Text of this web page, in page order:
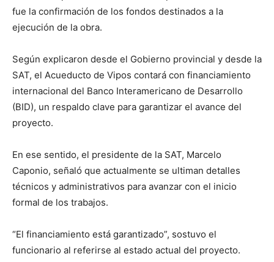
fue la confirmación de los fondos destinados a la
ejecución de la obra.
Según explicaron desde el Gobierno provincial y desde la
SAT, el Acueducto de Vipos contará con financiamiento
internacional del Banco Interamericano de Desarrollo
(BID), un respaldo clave para garantizar el avance del
proyecto.
En ese sentido, el presidente de la SAT, Marcelo
Caponio, señaló que actualmente se ultiman detalles
técnicos y administrativos para avanzar con el inicio
formal de los trabajos.
“El financiamiento está garantizado”, sostuvo el
funcionario al referirse al estado actual del proyecto.